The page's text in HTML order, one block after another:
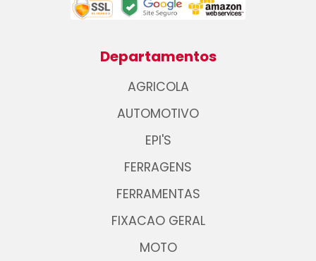
Departamentos
AGRICOLA
AUTOMOTIVO
EPI'S
FERRAGENS
FERRAMENTAS
FIXACAO GERAL
MOTO